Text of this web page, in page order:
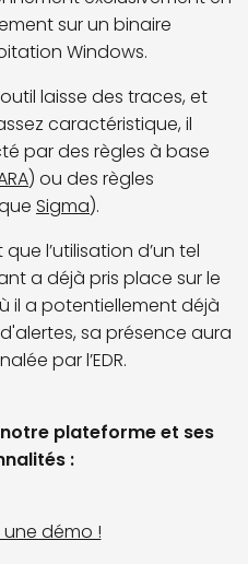
sur un binaire
Windows.
laisse des traces, et
caractéristique, il
par des règles à base
) ou des règles
Sigma).
l’utilisation d’un tel
a déjà pris place sur le
il a potentiellement déjà
sa présence aura
par l’EDR.
plateforme et ses
:
démo !